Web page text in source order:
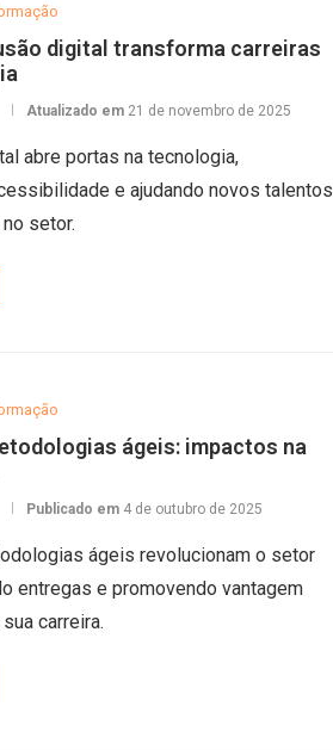
digital transforma carreiras
Atualizado em 21 de novembro de 2025
abre portas na tecnologia,
e ajudando novos talentos
setor.
ágeis: impactos na
Publicado em 4 de outubro de 2025
ágeis revolucionam o setor
entregas e promovendo vantagem
carreira.